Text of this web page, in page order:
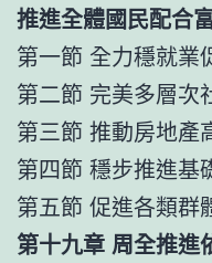
推進全體國民配合
第一節 全力穩就業
第二節 完美多層次
第三節 推動房地產
第四節 穩步推進基
第五節 促進各類群
第十九章 周全推進